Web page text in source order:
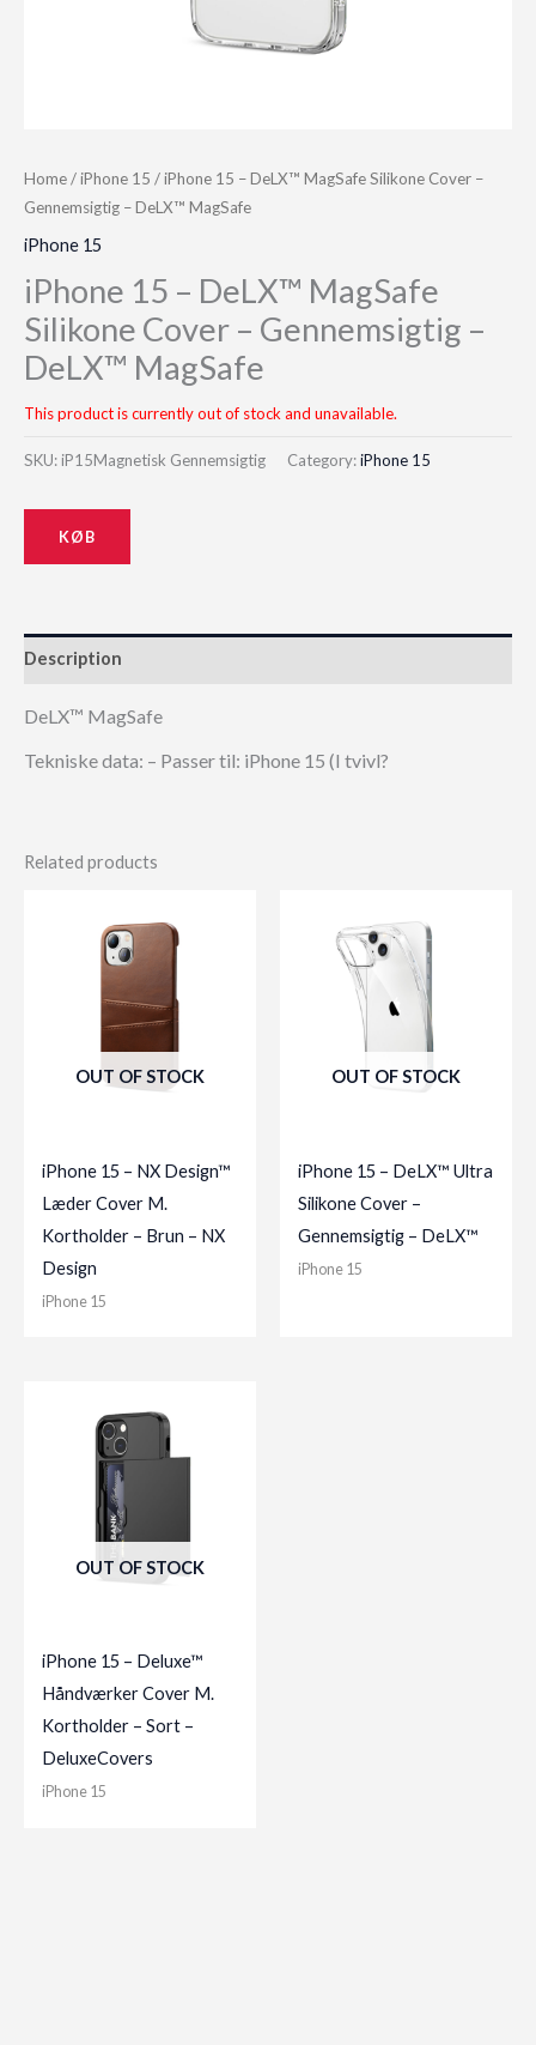
Home/iPhone 15 / iPhone 15 – DeLX™ MagSafe Silikone Cover –
Gennemsigtig – DeLX™ MagSafe
iPhone 15
iPhone 15 – DeLX™ MagSafe
Silikone Cover – Gennemsigtig –
DeLX™ MagSafe
This product is currently out of stock and unavailable.
SKU: iP15Magnetisk Gennemsigtig Category:iPhone 15
KØB
Description
DeLX™ MagSafe
Tekniske data: – Passer til: iPhone 15 (I tvivl?
Related products
OUT OF STOCK
iPhone 15 – NX Design™
Læder Cover M.
Kortholder – Brun – NX
Design
iPhone 15
OUT OF STOCK
iPhone 15 – DeLX™ Ultra
Silikone Cover –
Gennemsigtig – DeLX™
iPhone 15
OUT OF STOCK
iPhone 15 – Deluxe™
Håndværker Cover M.
Kortholder – Sort –
DeluxeCovers
iPhone 15